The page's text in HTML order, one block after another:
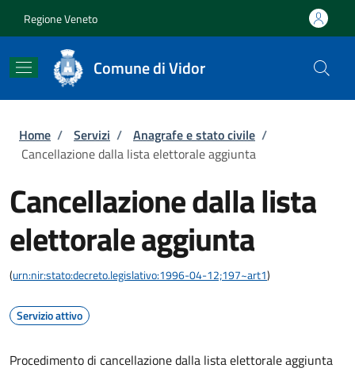
Regione Veneto
Comune di Vidor
Briciole di pane
Home / Servizi / Anagrafe e stato civile /
Cancellazione dalla lista elettorale aggiunta
Cancellazione dalla lista
elettorale aggiunta
(urn:nir:stato:decreto.legislativo:1996-04-12;197~art1)
Servizio attivo
Procedimento di cancellazione dalla lista elettorale aggiunta